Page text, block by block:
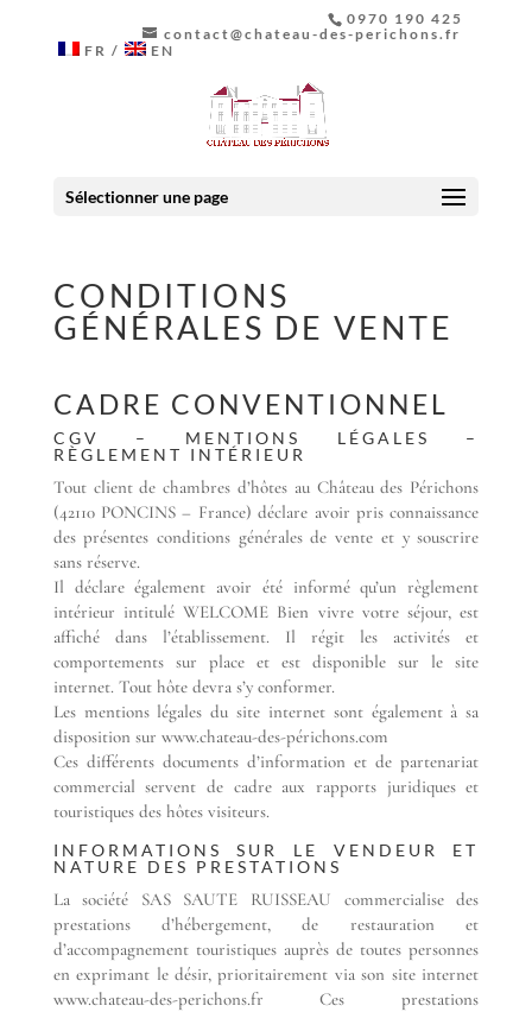
0970 190 425
contact@chateau-des-perichons.fr
FR
EN
Sélectionner une page
CONDITIONS
GÉNÉRALES DE VENTE
CADRE CONVENTIONNEL
CGV – MENTIONS LÉGALES –
RÈGLEMENT INTÉRIEUR
Tout client de chambres d’hôtes au Château des Périchons
(42110 PONCINS – France) déclare avoir pris connaissance
des présentes conditions générales de vente et y souscrire
sans réserve.
Il déclare également avoir été informé qu’un règlement
intérieur intitulé WELCOME Bien vivre votre séjour, est
affiché dans l’établissement. Il régit les activités et
comportements sur place et est disponible sur le site
internet. Tout hôte devra s’y conformer.
Les mentions légales du site internet sont également à sa
disposition sur www.chateau-des-périchons.com
Ces différents documents d’information et de partenariat
commercial servent de cadre aux rapports juridiques et
touristiques des hôtes visiteurs.
INFORMATIONS SUR LE VENDEUR ET
NATURE DES PRESTATIONS
La société SAS SAUTE RUISSEAU commercialise des
prestations d’hébergement, de restauration et
d’accompagnement touristiques auprès de toutes personnes
en exprimant le désir, prioritairement via son site internet
www.chateau-des-perichons.fr Ces prestations